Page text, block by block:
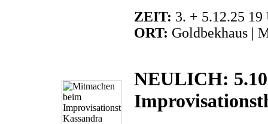
ZEIT: 3. + 5.12.25 19
ORT: Goldbekhaus |
NEULICH: